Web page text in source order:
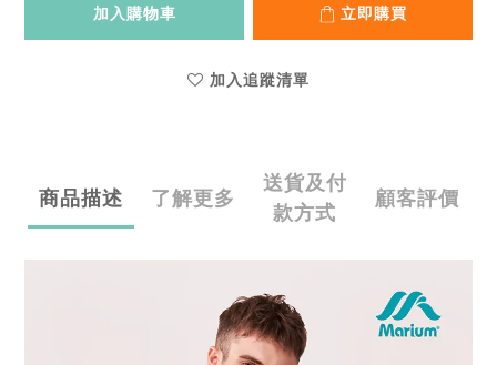
加入購物車 立即購買
加入追蹤清單
商品描述 了解更多
送貨及付
款方式
顧客評價